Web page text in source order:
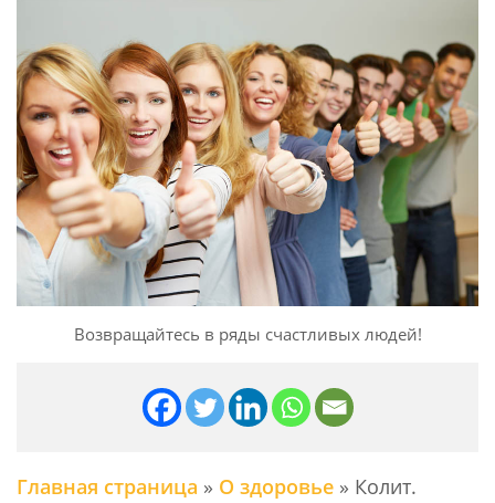
Возвращайтесь в ряды счастливых людей!
Главная страница » О здоровье » Колит.